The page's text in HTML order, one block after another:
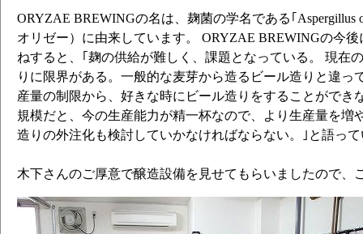
ORYZAE BREWINGの名は、麹菌の学名である｢Aspergillus
オリゼー）に由来しています。 ORYZAE BREWINGの今
ねすると、｢麹の供給が難しく、課題となっている。 現在
りに限界がある。一般的な麦芽から造るビール造りと違っ
産量の制限から、好きな時にビール造りをすることができ
規模だと、今の生産能力が精一杯なので、より生産量を増
造りの外注化も検討していかなければならない。｣と語っ
木下さんのご厚意で醸造設備を見せてもらいましたので、